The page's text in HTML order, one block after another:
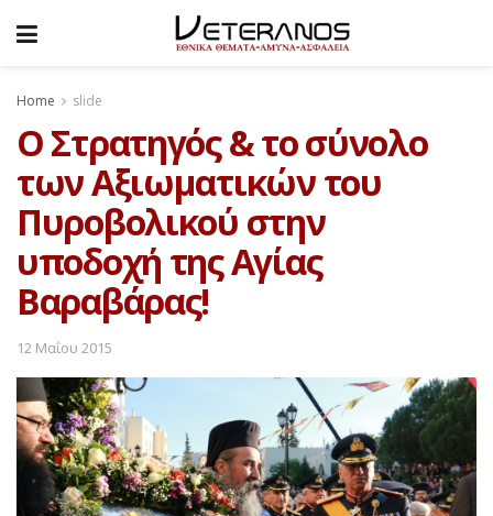
Home slide
Ο Στρατηγός & το σύνολο
των Αξιωματικών του
Πυροβολικού στην
υποδοχή της Αγίας
Βαραβάρας!
12 Μαΐου 2015